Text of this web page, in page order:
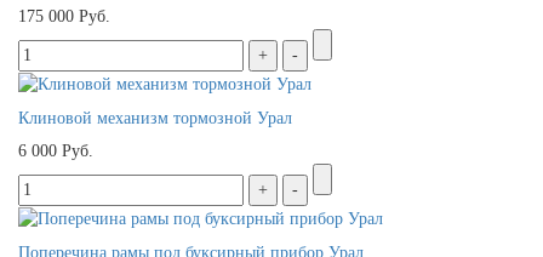
175 000 Руб.
Клиновой механизм тормозной Урал
6 000 Руб.
Поперечина рамы под буксирный прибор Урал